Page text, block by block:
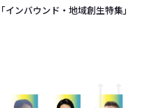
ンバウンド・地域創生特集」